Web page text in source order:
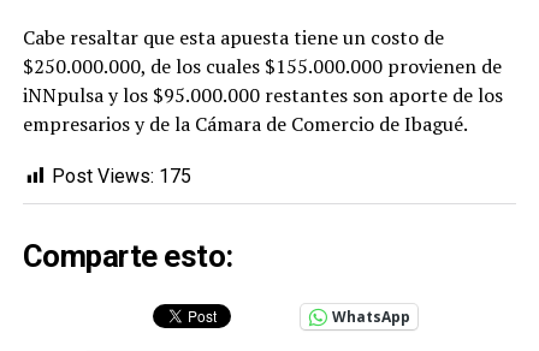
Cabe resaltar que esta apuesta tiene un costo de
$250.000.000, de los cuales $155.000.000 provienen de
iNNpulsa y los $95.000.000 restantes son aporte de los
empresarios y de la Cámara de Comercio de Ibagué.
Post Views: 175
Comparte esto:
WhatsApp